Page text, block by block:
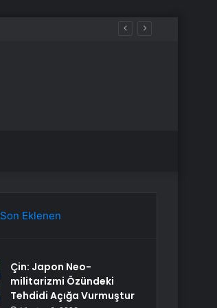
Son Eklenen
Çin: Japon Neo-
militarizmi Özündeki
Tehdidi Açığa Vurmuştur